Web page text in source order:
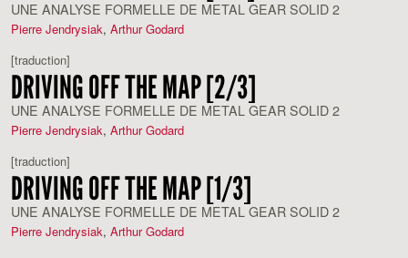
UNE ANALYSE FORMELLE DE METAL GEAR SOLID 2
Pierre Jendrysiak, Arthur Godard
[traduction]
DRIVING OFF THE MAP [2/3]
UNE ANALYSE FORMELLE DE METAL GEAR SOLID 2
Pierre Jendrysiak, Arthur Godard
[traduction]
DRIVING OFF THE MAP [1/3]
UNE ANALYSE FORMELLE DE METAL GEAR SOLID 2
Pierre Jendrysiak, Arthur Godard